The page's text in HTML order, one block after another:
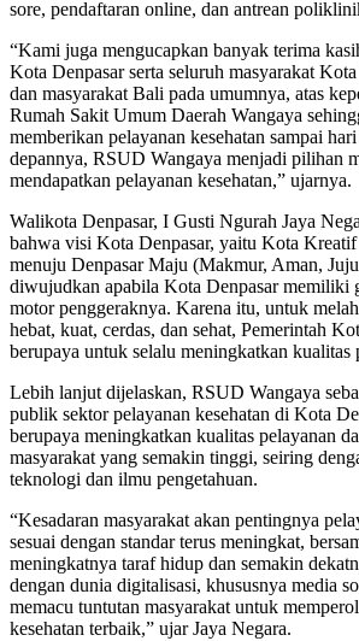
sore, pendaftaran online, dan antrean
“Kami juga mengucapkan banyak terima
Kota Denpasar serta seluruh masyarakat
dan masyarakat Bali pada umumnya, atas
Rumah Sakit Umum Daerah Wangaya
memberikan pelayanan kesehatan sampai
depannya, RSUD Wangaya menjadi pilihan
mendapatkan pelayanan kesehatan,” ujarnya.
Walikota Denpasar, I Gusti Ngurah Jaya
bahwa visi Kota Denpasar, yaitu Kota
menuju Denpasar Maju (Makmur, Aman,
diwujudkan apabila Kota Denpasar memiliki
motor penggeraknya. Karena itu, untuk
hebat, kuat, cerdas, dan sehat, Pemerintah
berupaya untuk selalu meningkatkan kualitas
Lebih lanjut dijelaskan, RSUD Wangaya
publik sektor pelayanan kesehatan di Kota
berupaya meningkatkan kualitas pelayanan
masyarakat yang semakin tinggi, seiring
teknologi dan ilmu pengetahuan.
“Kesadaran masyarakat akan pentingnya
sesuai dengan standar terus meningkat,
meningkatnya taraf hidup dan semakin
dengan dunia digitalisasi, khususnya media
memacu tuntutan masyarakat untuk
kesehatan terbaik,” ujar Jaya Negara.